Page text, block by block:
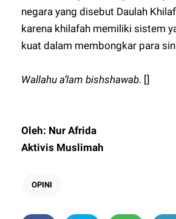
negara yang disebut Daulah
karena khilafah memiliki sistem
kuat dalam membongkar para
Wallahu a’lam bishshawab. []
Oleh: Nur Afrida
Aktivis Muslimah
OPINI